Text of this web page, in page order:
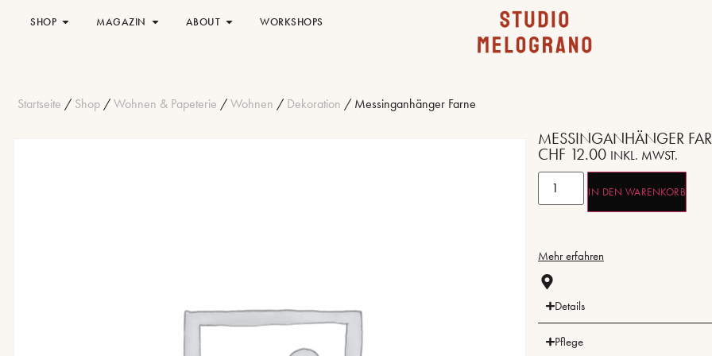
SHOP MAGAZIN ABOUT WORKSHOPS
Startseite / Shop /Wohnen & Papeterie /Wohnen / Dekoration / Messinganhänger Farne
MESSINGANHÄNGER
CHF 12.00 INKL. MWST.
IN DEN WARENKORB
Mehr erfahren
Details
Pflege